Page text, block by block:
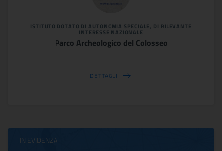
ISTITUTO DOTATO DI AUTONOMIA SPECIALE, DI RILEVANTE
INTERESSE NAZIONALE
Parco Archeologico del Colosseo
DETTAGLI
IN EVIDENZA